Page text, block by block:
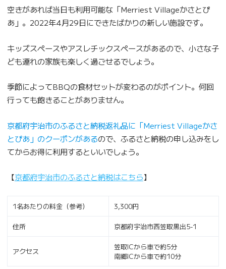
空きがあれば当日も利用可能な「Merriest Villageかさとぴ
あ」。2022年4月29日にできたばかりの新しい施設です。
キッズスペースやアスレチックスペースがあるので、小さな子
ども連れの家族も楽しく過ごせるでしょう。
季節によってBBQの食材セットが変わるのがポイント。何回
行っても飽きることがありません。
京都府宇治市のふるさと納税返礼品に「Merriest Villageかさ
とぴあ」のクーポンがあるので、ふるさと納税の申し込みをし
てからお得に利用するといいでしょう。
【京都府宇治市のふるさと納税はこちら】
1名あたりの料金（参考） 3,300円
住所 京都府宇治市西笠取黒出5-1
アクセス
笠取ICから車で約5分
南郷ICから車で約10分